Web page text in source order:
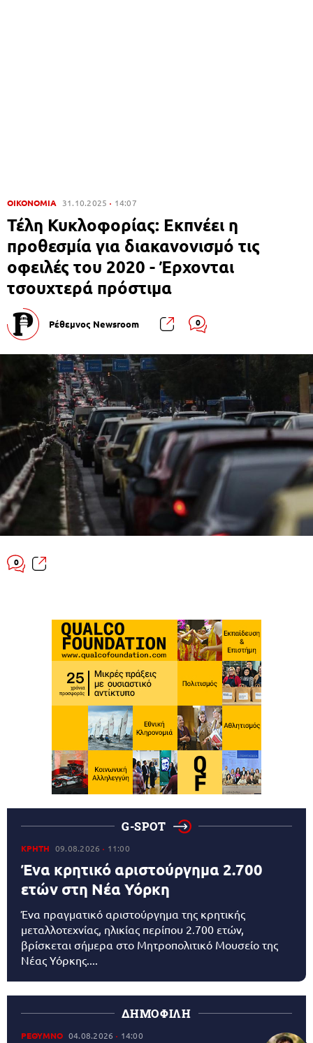
ΟΙΚΟΝΟΜΙΑ 31.10.2025 14:07
Τέλη Κυκλοφορίας: Εκπνέει η
προθεσμία για διακανονισμό τις
οφειλές του 2020 - Έρχονται
τσουχτερά πρόστιμα
Ρέθεμνος Newsroom 0
0
G-SPOT
ΚΡΗΤΗ 09.08.2026 11:00
Ένα κρητικό αριστούργημα 2.700
ετών στη Νέα Υόρκη
Ένα πραγματικό αριστούργημα της κρητικής
μεταλλοτεχνίας, ηλικίας περίπου 2.700 ετών,
βρίσκεται σήμερα στο Μητροπολιτικό Μουσείο της
Νέας Υόρκης....
ΔΗΜΟΦΙΛΗ
ΡΕΘΥΜΝΟ 04.08.2026 14:00